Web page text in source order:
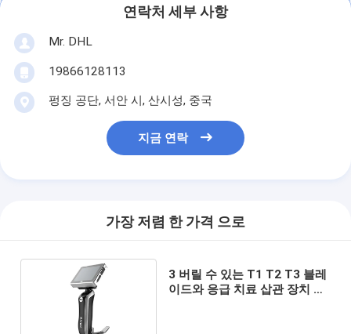
연락처 세부 사항
Mr. DHL
19866128113
펑징 공단, 서안 시, 산시성, 중국
지금 연락
가장 저렴 한 가격 으로
3 버릴 수 있는 T1 T2 T3 블레
이드와 응급 치료 삽관 장치 시